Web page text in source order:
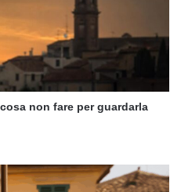
non fare per guardarla